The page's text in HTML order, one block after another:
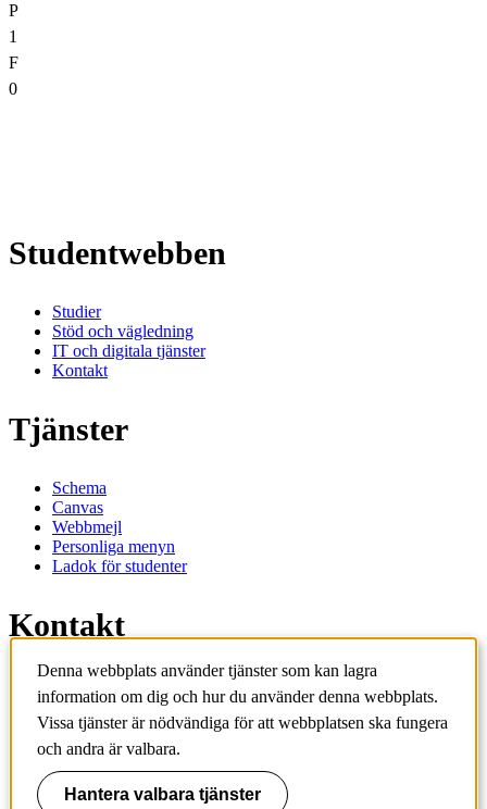
P
1
F
0
Studentwebben
Studier
Stöd och vägledning
IT och digitala tjänster
Kontakt
Tjänster
Schema
Canvas
Webbmejl
Personliga menyn
Ladok för studenter
Kontakt
Kontakta utbildningsprogram
Kontakta kurs
IT-support
KTH Entré
KTH
Denna webbplats använder tjänster som kan lagra
information om dig och hur du använder denna webbplats.
Vissa tjänster är nödvändiga för att webbplatsen ska fungera
och andra är valbara.
Hantera valbara tjänster